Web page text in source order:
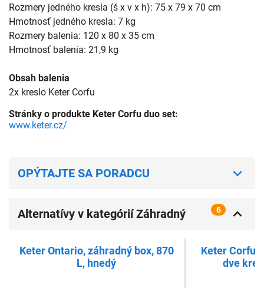
Rozmery jedného kresla (š x v x h): 75 x 79 x 70 cm
Hmotnosť jedného kresla: 7 kg
Rozmery balenia: 120 x 80 x 35 cm
Hmotnosť balenia: 21,9 kg
Obsah balenia
2x kreslo Keter Corfu
Stránky o produkte Keter Corfu duo set:
www.keter.cz/
OPÝTAJTE SA PORADCU
Alternatívy v kategórií Záhradný
6
Keter Ontario, záhradný box, 870
L, hnedý
Keter Corfu,
dve